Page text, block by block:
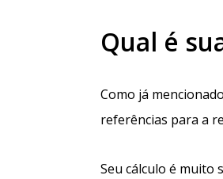
Qual é
Como já
referências para a
Seu cálculo é muito